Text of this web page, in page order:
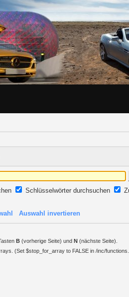
Schlüsselwörter durchsuchen
Auswahl invertieren
B (vorherige Seite) und N (nächste Seite).
(Set $stop_for_array to FALSE in /inc/